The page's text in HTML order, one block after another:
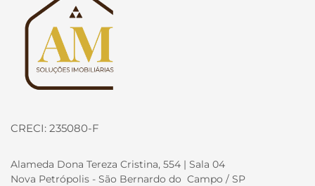
CRECI: 235080-F
Alameda Dona Tereza Cristina, 554 | Sala 04
Nova Petrópolis - São Bernardo do Campo / SP